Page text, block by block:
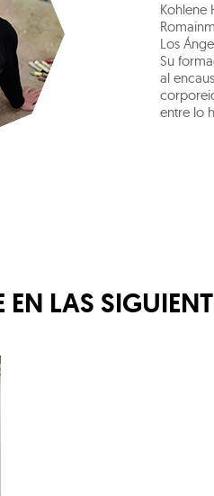
Kohlene
Los
Su
al
entre lo
EN LAS